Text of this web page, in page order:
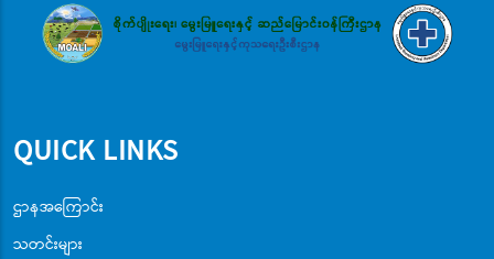
QUICK LINKS
ဌာနအကြောင်း
သတင်းများ